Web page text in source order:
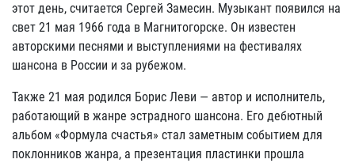
этот день, считается Сергей Замесин. Музыкант появился на
свет 21 мая 1966 года в Магнитогорске. Он известен
авторскими песнями и выступлениями на фестивалях
шансона в России и за рубежом.
Также 21 мая родился Борис Леви — автор и исполнитель,
работающий в жанре эстрадного шансона. Его дебютный
альбом «Формула счастья» стал заметным событием для
поклонников жанра, а презентация пластинки прошла